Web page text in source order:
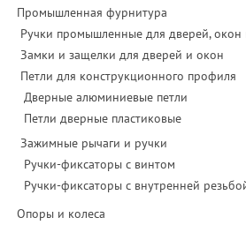
Промышленная фурнитура
Ручки промышленные для дверей, окон
Замки и защелки для дверей и окон
Петли для конструкционного профиля
Дверные алюминиевые петли
Петли дверные пластиковые
Зажимные рычаги и ручки
Ручки-фиксаторы c винтом
Ручки-фиксаторы c внутренней
Опоры и колеса